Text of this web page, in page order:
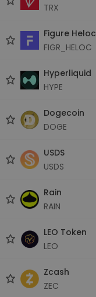
TRX
Figure Heloc
FIGR_HELOC
Hyperliquid
HYPE
Dogecoin
DOGE
USDS
USDS
Rain
RAIN
LEO Token
LEO
Zcash
ZEC